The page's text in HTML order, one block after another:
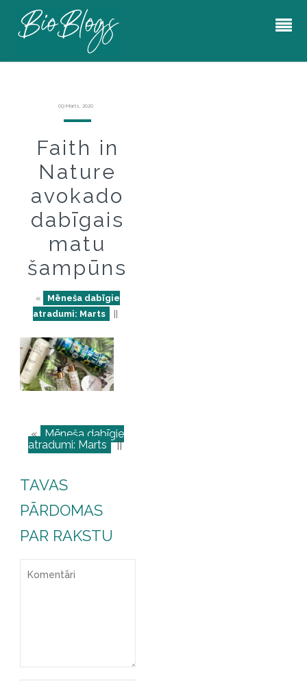
09 Marts, 2020
Faith in
Nature
avokado
dabīgais
matu
šampūns
«
Mēneša dabīgie
atradumi: Marts
« Mēneša dabīgie
atradumi: Marts ||
TAVAS
PĀRDOMAS
PAR RAKSTU